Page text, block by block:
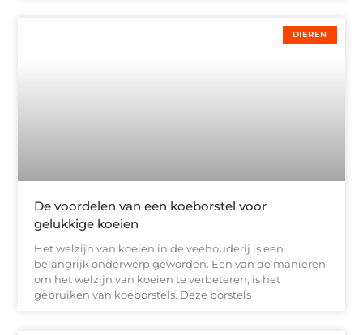
DIEREN
De voordelen van een koeborstel voor
gelukkige koeien
Het welzijn van koeien in de veehouderij is een
belangrijk onderwerp geworden. Een van de manieren
om het welzijn van koeien te verbeteren, is het
gebruiken van koeborstels. Deze borstels